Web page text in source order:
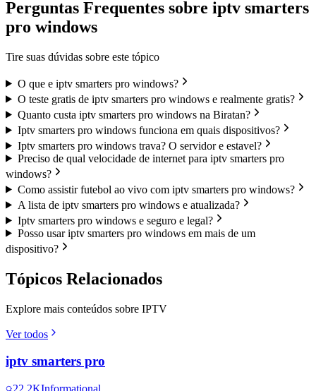
Perguntas Frequentes sobre iptv smarters
pro windows
Tire suas dúvidas sobre este tópico
O que e iptv smarters pro windows?
O teste gratis de iptv smarters pro windows e realmente gratis?
Quanto custa iptv smarters pro windows na Biratan?
Iptv smarters pro windows funciona em quais dispositivos?
Iptv smarters pro windows trava? O servidor e estavel?
Preciso de qual velocidade de internet para iptv smarters pro
windows?
Como assistir futebol ao vivo com iptv smarters pro windows?
A lista de iptv smarters pro windows e atualizada?
Iptv smarters pro windows e seguro e legal?
Posso usar iptv smarters pro windows em mais de um
dispositivo?
Tópicos Relacionados
Explore mais conteúdos sobre IPTV
Ver todos
iptv smarters pro
22.2KInformational